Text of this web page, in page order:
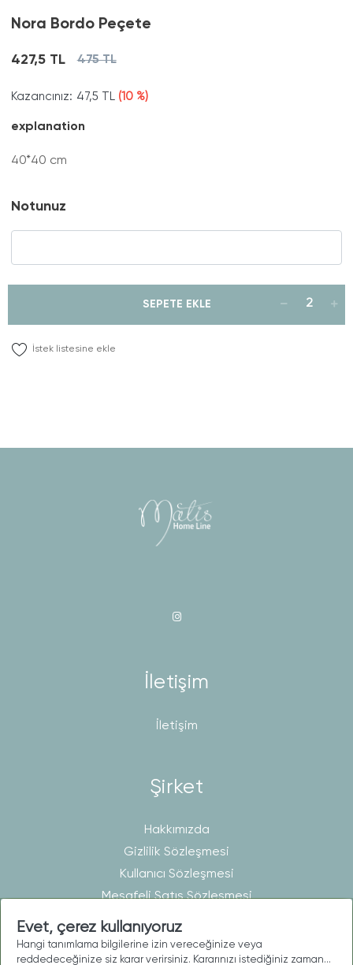
Nora Bordo Peçete
427,5 TL 475 TL
Kazancınız: 47,5 TL (10 %)
explanation
40*40 cm
Notunuz
SEPETE EKLE
İstek listesine ekle
İletişim
İletişim
Şirket
Hakkımızda
Gizlilik Sözleşmesi
Kullanıcı Sözleşmesi
Mesafeli Satış Sözleşmesi
Telif © 2026 MatisHomeLine. Tüm hakları saklıdır.
Evet, çerez kullanıyoruz
Hangi tanımlama bilgilerine izin vereceğinize veya
reddedeceğinize siz karar verirsiniz. Kararınızı istediğiniz zaman